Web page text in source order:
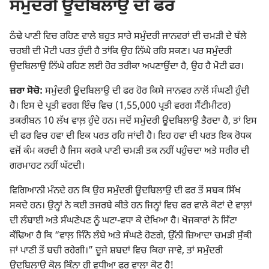
ਸਮੁੰਦਰੀ ਊਦਬਿਲਾਉ ਦੀ ਫਰ
ਠੰਢੇ ਪਾਣੀ ਵਿਚ ਰਹਿਣ ਵਾਲੇ ਬਹੁਤ ਸਾਰੇ ਸਮੁੰਦਰੀ ਜਾਨਵਰਾਂ ਦੀ ਚਮੜੀ ਦੇ ਥੱਲੇ
ਚਰਬੀ ਦੀ ਮੋਟੀ ਪਰਤ ਹੁੰਦੀ ਹੈ ਤਾਂਕਿ ਉਹ ਨਿੱਘੇ ਰਹਿ ਸਕਣ। ਪਰ ਸਮੁੰਦਰੀ
ਊਦਬਿਲਾਉ ਨਿੱਘੇ ਰਹਿਣ ਲਈ ਹੋਰ ਤਰੀਕਾ ਅਪਣਾਉਂਦਾ ਹੈ, ਉਹ ਹੈ ਮੋਟੀ ਫਰ।
ਜ਼ਰਾ ਸੋਚੋ:ਸਮੁੰਦਰੀ ਊਦਬਿਲਾਉ ਦੀ ਫਰ ਹੋਰ ਕਿਸੇ ਜਾਨਵਰ ਨਾਲੋਂ ਸੰਘਣੀ ਹੁੰਦੀ
ਹੈ। ਇਸ ਦੇ ਪ੍ਰਤੀ ਵਰਗ ਇੰਚ ਵਿਚ (1,55,000 ਪ੍ਰਤੀ ਵਰਗ ਸੈਂਟੀਮੀਟਰ)
ਤਕਰੀਬਨ 10 ਲੱਖ ਵਾਲ਼ ਹੁੰਦੇ ਹਨ। ਜਦੋਂ ਸਮੁੰਦਰੀ ਊਦਬਿਲਾਉ ਤੈਰਦਾ ਹੈ, ਤਾਂ ਇਸ
ਦੀ ਫਰ ਵਿਚ ਹਵਾ ਦੀ ਇਕ ਪਰਤ ਰਹਿ ਜਾਂਦੀ ਹੈ। ਇਹ ਹਵਾ ਦੀ ਪਰਤ ਇਕ ਰੋਧਕ
ਵਜੋਂ ਕੰਮ ਕਰਦੀ ਹੈ ਜਿਸ ਕਰਕੇ ਪਾਣੀ ਚਮੜੀ ਤਕ ਨਹੀਂ ਪਹੁੰਚਦਾ ਅਤੇ ਸਰੀਰ ਦੀ
ਗਰਮਾਹਟ ਨਹੀਂ ਘੱਟਦੀ।
ਵਿਗਿਆਨੀ ਮੰਨਦੇ ਹਨ ਕਿ ਉਹ ਸਮੁੰਦਰੀ ਊਦਬਿਲਾਉ ਦੀ ਫਰ ਤੋਂ ਸਬਕ ਸਿੱਖ
ਸਕਦੇ ਹਨ। ਉਨ੍ਹਾਂ ਨੇ ਕਈ ਤਜਰਬੇ ਕੀਤੇ ਹਨ ਜਿਨ੍ਹਾਂ ਵਿਚ ਫਰ ਵਾਲੇ ਕੋਟਾਂ ਦੇ ਵਾਲ਼ਾਂ
ਦੀ ਲੰਬਾਈ ਅਤੇ ਸੰਘਣੇਪਣ ਨੂੰ ਘਟਾ-ਵਧਾ ਕੇ ਦੇਖਿਆ ਹੈ। ਖੋਜਕਾਰਾਂ ਨੇ ਸਿੱਟਾ
ਕੱਢਿਆ ਹੈ ਕਿ “ਵਾਲ਼ ਜਿੰਨੇ ਲੰਬੇ ਅਤੇ ਸੰਘਣੇ ਹੋਣਗੇ, ਉੱਨੀ ਜ਼ਿਆਦਾ ਚਮੜੀ ਸੁੱਕੀ
ਜਾਂ ਪਾਣੀ ਤੋਂ ਬਚੀ ਰਹੇਗੀ।” ਦੂਜੇ ਸ਼ਬਦਾਂ ਵਿਚ ਕਿਹਾ ਜਾਵੇ, ਤਾਂ ਸਮੁੰਦਰੀ
ਊਦਬਿਲਾਉ ਕੋਲ ਕਿੰਨਾ ਹੀ ਵਧੀਆ ਫਰ ਵਾਲਾ ਕੋਟ ਹੈ!